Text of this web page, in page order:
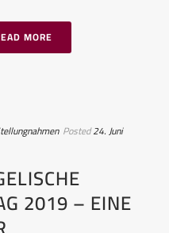
MORE
Posted24. Juni
2019 – EINE